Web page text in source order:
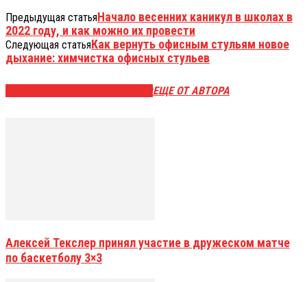
Предыдущая статьяНачало весенних каникул в школах в
2022 году, и как можно их провести
Следующая статьяКак вернуть офисным стульям новое
дыхание: химчистка офисных стульев
ЕЩЕ ОТ АВТОРА
Алексей Текслер принял участие в дружеском матче
по баскетболу 3×3